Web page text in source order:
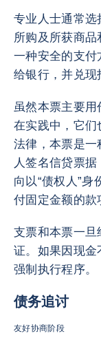
专业人士通常选
所购及所获商
一种安全的支付
给银行，并兑现
虽然本票主要用
在实践中，它们
法律，本票是一
人签名信贷票
向以“债权人”
付固定金额的款
支票和本票一旦
证。如果因现金
强制执行程序。
债务追讨
友好协商阶段